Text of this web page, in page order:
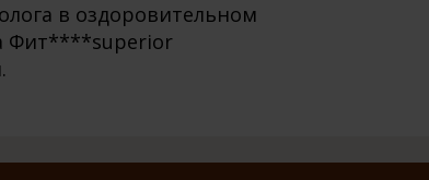
в оздоровительном
Фит****superior